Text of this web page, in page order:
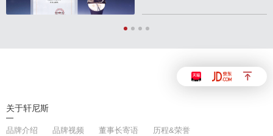
关于轩尼斯
品牌介绍 品牌视频 董事长寄语
历程&荣誉